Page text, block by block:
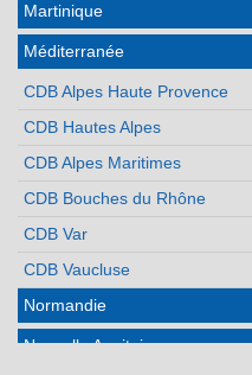
Martinique
Méditerranée
CDB Alpes Haute Provence
CDB Hautes Alpes
CDB Alpes Maritimes
CDB Bouches du Rhône
CDB Var
CDB Vaucluse
Normandie
Nouvelle Aquitaine